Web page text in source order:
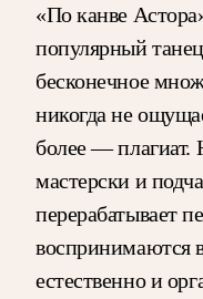
«По канве
популярный
бесконечное
никогда не
более — плагиат.
мастерски и
перерабатывает
воспринимаются
естественно и